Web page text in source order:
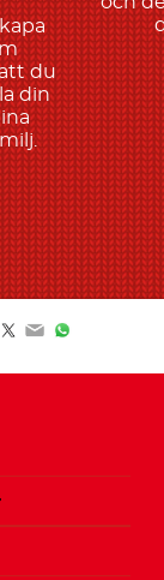
du
din
Twitter
EmailWhatsApp